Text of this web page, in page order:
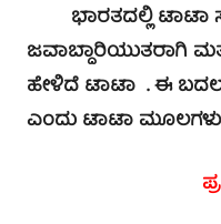
ಭಾರತದಲ್ಲಿ ಟಾಟಾ
ಜವಾಬ್ದಾರಿಯುತರಾಗಿ
ಹೇಳಿದೆ ಟಾಟಾ . ಈ
ಎಂದು ಟಾಟಾ